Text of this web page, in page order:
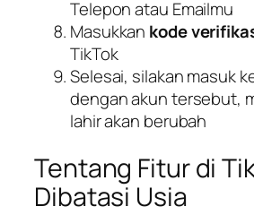
Telepon atau Emailmu
Masukkan kode
TikTok
Selesai, silakan masuk
dengan akun tersebut,
lahir akan berubah
Tentang Fitur di
Dibatasi Usia